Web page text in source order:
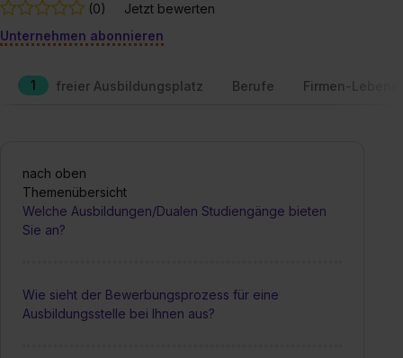
(0)
Jetzt bewerten
Unternehmen abonnieren
1 freier Ausbildungsplatz Berufe Firmen-
nach oben
Themenübersicht
Welche Ausbildungen/Dualen Studiengänge bieten
Sie an?
Wie sieht der Bewerbungsprozess für eine
Ausbildungsstelle bei Ihnen aus?